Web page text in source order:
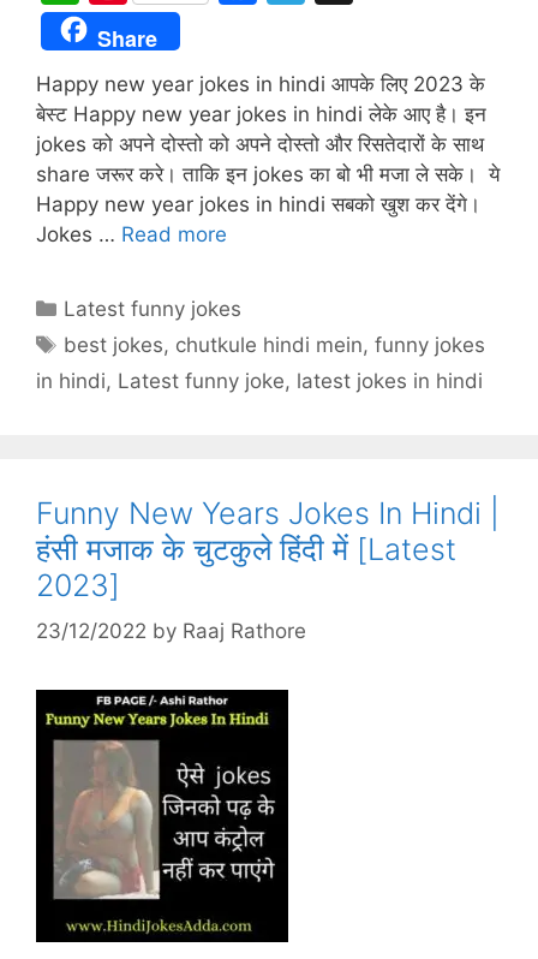
h
at
s
A
p
p
nt
er
e
st
e
b
o
o
gr
a
m
a
p
c
h
at
Share
Happy new year jokes in hindi आपके लिए 2023 के
बेस्ट Happy new year jokes in hindi लेके आए है। इन
jokes को अपने दोस्तो को अपने दोस्तो और रिसतेदारों के साथ
share जरूर करे। ताकि इन jokes का बो भी मजा ले सके। ये
Happy new year jokes in hindi सबको खुश कर देंगे।
Jokes … Read more
Categories
Latest funny jokes
Tags
best jokes, chutkule hindi mein,funny jokes
in hindi, Latest funny joke, latest jokes in hindi
Funny New Years Jokes In Hindi |
हंसी मजाक के चुटकुले हिंदी में [Latest
2023]
23/12/2022 by Raaj Rathore